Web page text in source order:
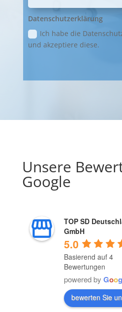
Datenschutzerklärung
Ich habe die
und akzeptiere diese.
Unsere
Google
TOP SD
GmbH
5.0
Basierend auf 4
Bewertungen
powered by Goog
bewerten Sie